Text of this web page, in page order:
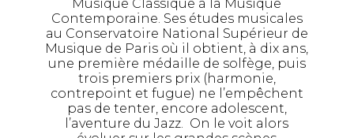
Musique Classique à la Musique
Contemporaine. Ses études musicales
au Conservatoire National Supérieur de
Musique de Paris où il obtient, à dix ans,
une première médaille de solfège, puis
trois premiers prix (harmonie,
contrepoint et fugue) ne l’empêchent
pas de tenter, encore adolescent,
l’aventure du Jazz. On le voit alors